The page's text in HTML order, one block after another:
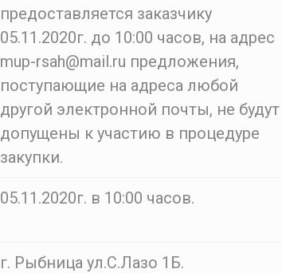
предоставляется заказчику
05.11.2020г. до 10:00 часов, на адрес
mup-rsah@mail.ru предложения,
поступающие на адреса любой
другой электронной почты, не будут
допущены к участию в процедуре
закупки.
05.11.2020г. в 10:00 часов.
г. Рыбница ул.С.Лазо 1Б.